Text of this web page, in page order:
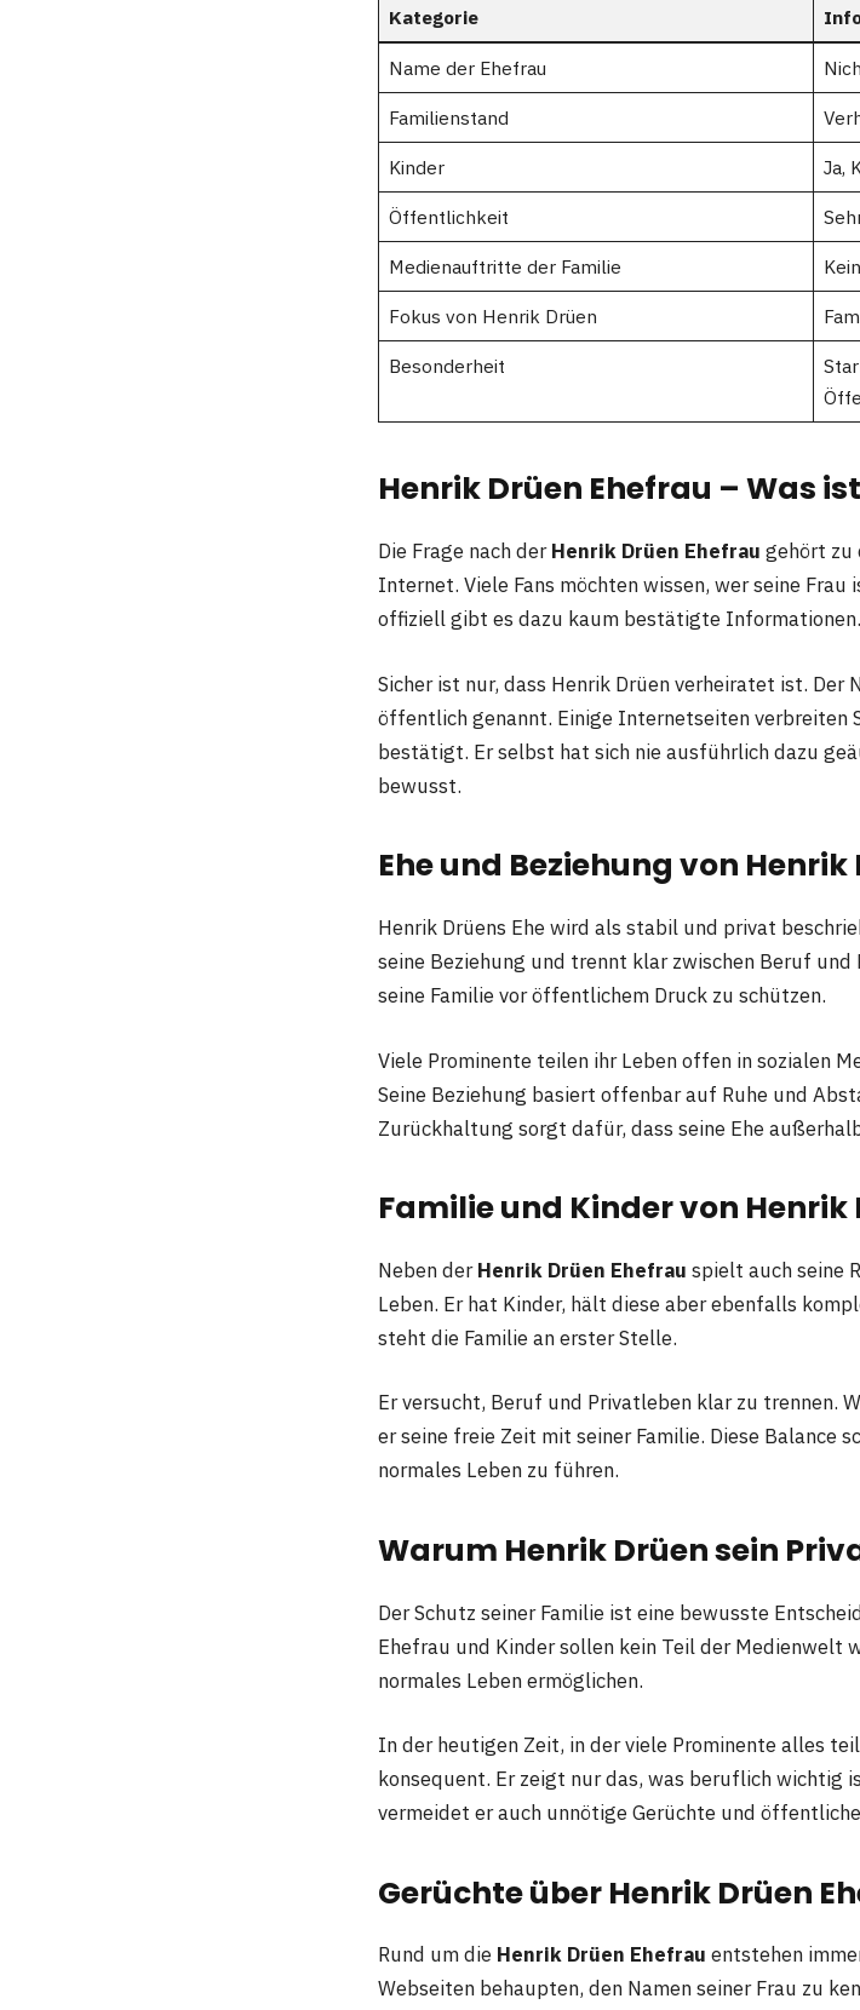
Kategorie
Name der Ehefrau
Familienstand
Kinder Ja,
Öffentlichkeit
Medienauftritte der Familie
Fokus von Henrik Drüen
Besonderheit
Henrik Drüen Ehefrau – Was
Die Frage nach derHenrik Drüen Ehefrau gehört zu
Internet. Viele Fans möchten wissen, wer seine
offiziell gibt es dazu kaum bestätigte Informationen.
Sicher ist nur, dass Henrik Drüen verheiratet ist. Der
öffentlich genannt. Einige Internetseiten verbreiten
bestätigt. Er selbst hat sich nie ausführlich dazu
bewusst.
Ehe und Beziehung von Henrik
Henrik Drüens Ehe wird als stabil und privat
seine Beziehung und trennt klar zwischen Beruf
seine Familie vor öffentlichem Druck zu schützen.
Viele Prominente teilen ihr Leben offen in sozialen
Seine Beziehung basiert offenbar auf Ruhe und
Zurückhaltung sorgt dafür, dass seine Ehe
Familie und Kinder von Henrik
Neben derHenrik Drüen Ehefrau spielt auch seine
Leben. Er hat Kinder, hält diese aber ebenfalls
steht die Familie an erster Stelle.
Er versucht, Beruf und Privatleben klar zu trennen.
er seine freie Zeit mit seiner Familie. Diese Balance
normales Leben zu führen.
Warum Henrik Drüen sein
Der Schutz seiner Familie ist eine bewusste
Ehefrau und Kinder sollen kein Teil der Medienwelt
normales Leben ermöglichen.
In der heutigen Zeit, in der viele Prominente alles
konsequent. Er zeigt nur das, was beruflich wichtig
vermeidet er auch unnötige Gerüchte und
Gerüchte über Henrik Drüen
Rund um die Henrik Drüen Ehefrau entstehen
Webseiten behaupten, den Namen seiner Frau zu